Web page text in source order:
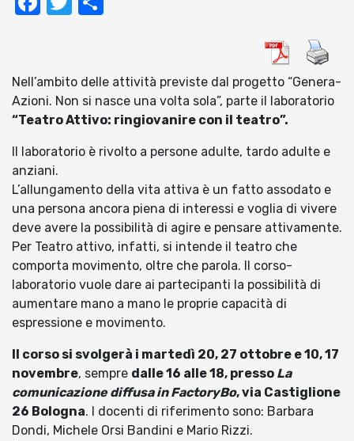
Nell’ambito delle attività previste dal progetto “Genera-
Azioni. Non si nasce una volta sola”, parte il laboratorio
“Teatro Attivo: ringiovanire con il teatro”.
Il laboratorio è rivolto a persone adulte, tardo adulte e
anziani.
L’allungamento della vita attiva è un fatto assodato e
una persona ancora piena di interessi e voglia di vivere
deve avere la possibilità di agire e pensare attivamente.
Per Teatro attivo, infatti, si intende il teatro che
comporta movimento, oltre che parola. Il corso-
laboratorio vuole dare ai partecipanti la possibilità di
aumentare mano a mano le proprie capacità di
espressione e movimento.
Il corso si svolgerà i martedì 20, 27 ottobre e 10, 17
novembre, sempre dalle 16 alle 18, presso La
comunicazione diffusa in FactoryBo, via Castiglione
26 Bologna. I docenti di riferimento sono: Barbara
Dondi, Michele Orsi Bandini e Mario Rizzi.